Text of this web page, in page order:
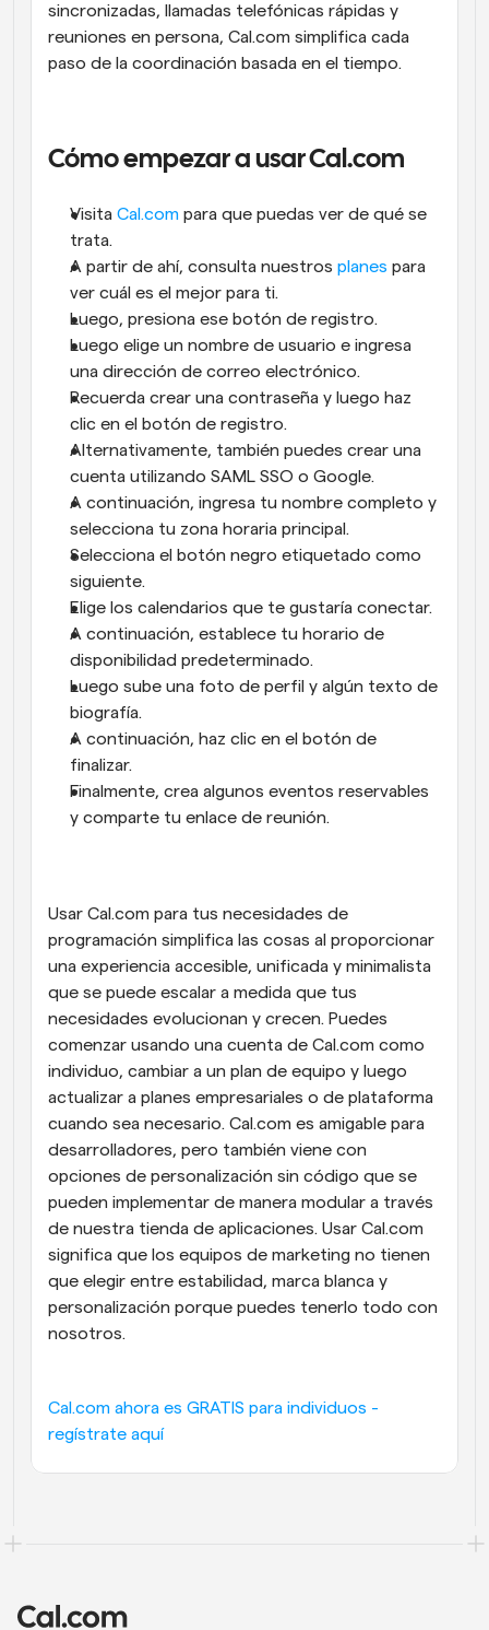
sincronizadas, llamadas telefónicas rápidas y
reuniones en persona, Cal.com simplifica cada
paso de la coordinación basada en el tiempo.
Cómo empezar a usar Cal.com
Visita Cal.com para que puedas ver de qué se
trata.
A partir de ahí, consulta nuestros planes para
ver cuál es el mejor para ti.
Luego, presiona ese botón de registro.
Luego elige un nombre de usuario e ingresa
una dirección de correo electrónico.
Recuerda crear una contraseña y luego haz
clic en el botón de registro.
Alternativamente, también puedes crear una
cuenta utilizando SAML SSO o Google.
A continuación, ingresa tu nombre completo y
selecciona tu zona horaria principal.
Selecciona el botón negro etiquetado como
siguiente.
Elige los calendarios que te gustaría conectar.
A continuación, establece tu horario de
disponibilidad predeterminado.
Luego sube una foto de perfil y algún texto de
biografía.
A continuación, haz clic en el botón de
finalizar.
Finalmente, crea algunos eventos reservables
y comparte tu enlace de reunión.
Usar Cal.com para tus necesidades de
programación simplifica las cosas al proporcionar
una experiencia accesible, unificada y minimalista
que se puede escalar a medida que tus
necesidades evolucionan y crecen. Puedes
comenzar usando una cuenta de Cal.com como
individuo, cambiar a un plan de equipo y luego
actualizar a planes empresariales o de plataforma
cuando sea necesario. Cal.com es amigable para
desarrolladores, pero también viene con
opciones de personalización sin código que se
pueden implementar de manera modular a través
de nuestra tienda de aplicaciones. Usar Cal.com
significa que los equipos de marketing no tienen
que elegir entre estabilidad, marca blanca y
personalización porque puedes tenerlo todo con
nosotros.
Cal.com ahora es GRATIS para individuos -
regístrate aquí